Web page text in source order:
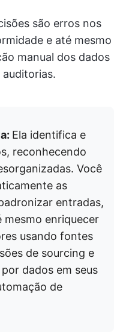
são erros nos
e até mesmo
manual dos dados
auditorias.
Ela identifica e
reconhecendo
Você
as
entradas,
mesmo enriquecer
usando fontes
de sourcing e
dados em seus
de